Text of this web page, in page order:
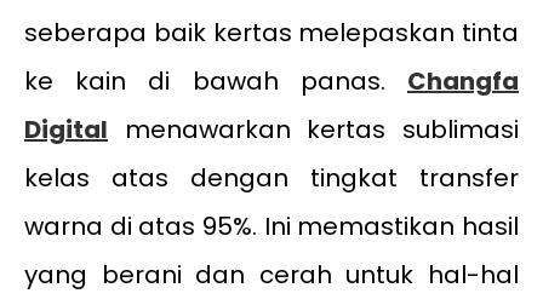
seberapa baik kertas melepaskan tinta
ke kain di bawah panas. Changfa
Digital menawarkan kertas sublimasi
kelas atas dengan tingkat transfer
warna di atas 95%. Ini memastikan hasil
yang berani dan cerah untuk hal-hal